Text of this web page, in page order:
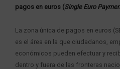
pagos en euros (Single Euro
La zona única de pagos en euros
es el área en la que ciudadanos,
económicos pueden efectuar y
dentro y fuera de las fronteras